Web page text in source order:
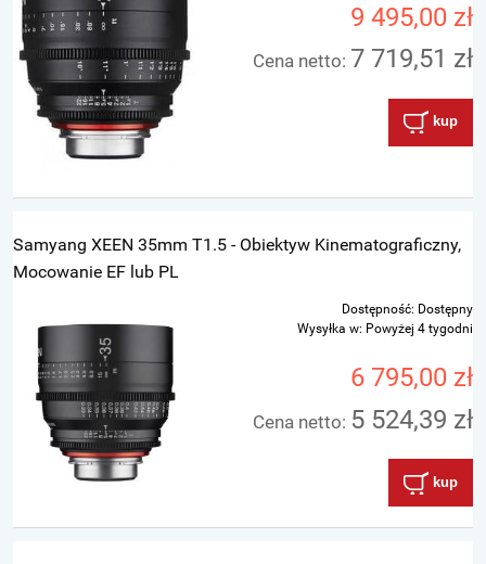
9 495,00 zł
Cena netto: 7 719,51 zł
kup
Samyang XEEN 35mm T1.5 - Obiektyw Kinematograficzny,
Mocowanie EF lub PL
Dostępność: Dostępny
Wysyłka w: Powyżej 4 tygodni
6 795,00 zł
Cena netto: 5 524,39 zł
kup